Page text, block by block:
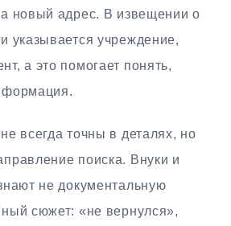
новый адрес. В извещении о
указывается учреждение,
а это помогает понять,
всегда точны в деталях, но
поиска. Внуки и
не документальную
сюжет: «не вернулся»,